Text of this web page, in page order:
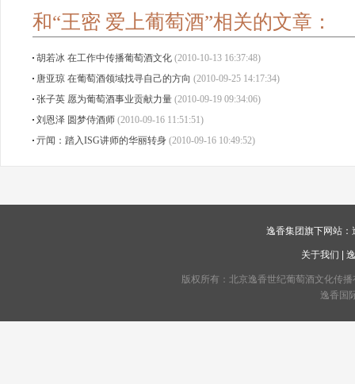
和“王密 爱上葡萄酒”相关的文章：
胡若冰 在工作中传播葡萄酒文化 (2010-10-13 16:37:48)
唐亚琼 在葡萄酒领域找寻自己的方向 (2010-09-25 14:17:34)
张子英 愿为葡萄酒事业贡献力量 (2010-09-19 09:34:06)
刘恩泽 圆梦侍酒师 (2010-09-16 11:51:51)
亓闻：踏入ISG讲师的华丽转身 (2010-09-16 10:49:52)
逸香集团旗下网站：
关于我们
版权所有：北京逸香世纪葡萄酒文化传
逸香国